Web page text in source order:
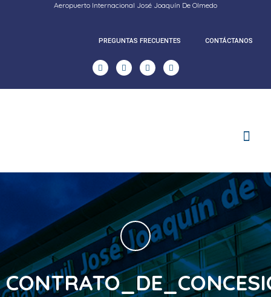
Aeropuerto Internacional José Joaquín De Olmedo
PREGUNTAS FRECUENTES CONTÁCTANOS